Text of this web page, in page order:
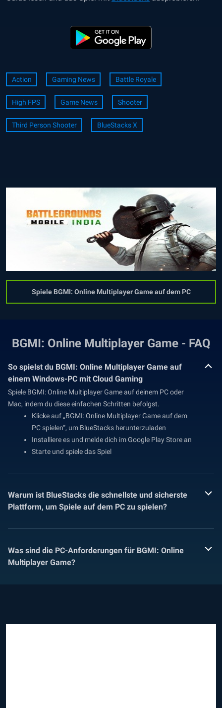
Action Gaming News Battle Royale
High FPS Game News Shooter
Third Person Shooter BlueStacks X
Spiele BGMI: Online Multiplayer Game auf dem PC
BGMI: Online Multiplayer Game - FAQ
So spielst du BGMI: Online Multiplayer Game auf
einem Windows-PC mit Cloud Gaming
Spiele BGMI: Online Multiplayer Game auf deinem PC oder
Mac, indem du diese einfachen Schritten befolgst.
Klicke auf „BGMI: Online Multiplayer Game auf dem
PC spielen“, um BlueStacks herunterzuladen
Installiere es und melde dich im Google Play Store an
Starte und spiele das Spiel
Warum ist BlueStacks die schnellste und sicherste
Plattform, um Spiele auf dem PC zu spielen?
Was sind die PC-Anforderungen für BGMI: Online
Multiplayer Game?